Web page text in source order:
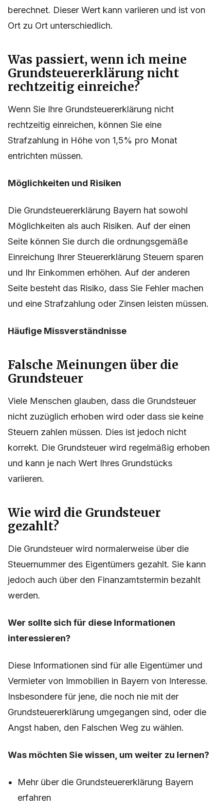
berechnet. Dieser Wert kann variieren und ist von
Ort zu Ort unterschiedlich.
Was passiert, wenn ich meine
Grundsteuererklärung nicht
rechtzeitig einreiche?
Wenn Sie Ihre Grundsteuererklärung nicht
rechtzeitig einreichen, können Sie eine
Strafzahlung in Höhe von 1,5% pro Monat
entrichten müssen.
Möglichkeiten und Risiken
Die Grundsteuererklärung Bayern hat sowohl
Möglichkeiten als auch Risiken. Auf der einen
Seite können Sie durch die ordnungsgemäße
Einreichung Ihrer Steuererklärung Steuern sparen
und Ihr Einkommen erhöhen. Auf der anderen
Seite besteht das Risiko, dass Sie Fehler machen
und eine Strafzahlung oder Zinsen leisten müssen.
Häufige Missverständnisse
Falsche Meinungen über die
Grundsteuer
Viele Menschen glauben, dass die Grundsteuer
nicht zuzüglich erhoben wird oder dass sie keine
Steuern zahlen müssen. Dies ist jedoch nicht
korrekt. Die Grundsteuer wird regelmäßig erhoben
und kann je nach Wert Ihres Grundstücks
variieren.
Wie wird die Grundsteuer
gezahlt?
Die Grundsteuer wird normalerweise über die
Steuernummer des Eigentümers gezahlt. Sie kann
jedoch auch über den Finanzamtstermin bezahlt
werden.
Wer sollte sich für diese Informationen
interessieren?
Diese Informationen sind für alle Eigentümer und
Vermieter von Immobilien in Bayern von Interesse.
Insbesondere für jene, die noch nie mit der
Grundsteuererklärung umgegangen sind, oder die
Angst haben, den Falschen Weg zu wählen.
Was möchten Sie wissen, um weiter zu lernen?
Mehr über die Grundsteuererklärung Bayern
erfahren